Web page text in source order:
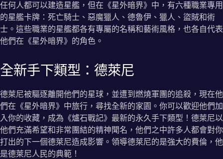
任何人都可以建造星艦，但在《星外暗界》中，有六種職業專用
的星艦卡牌：死亡騎士、惡魔獵人、德魯伊、獵人、盜賊和術
士。這些職業的星艦都各有專屬的名稱和藝術風格，也各自代表
他們在《星外暗界》的角色。
全新手下類型：德萊尼
德萊尼被驅逐離開他們的星球，並遭到燃燒軍團的追殺，現在他
們在《星外暗界》中旅行，尋找全新的家園。你可以歡迎他們加
入你的收藏，成為《爐石戰記》最新的永久手下類型！德萊尼以
他們充滿希望和非常團結的精神聞名，他們之中許多人都會對你
打出的下一個德萊尼造成影響。領導德萊尼的是強大的費倫，他
是德萊尼人民的典範！